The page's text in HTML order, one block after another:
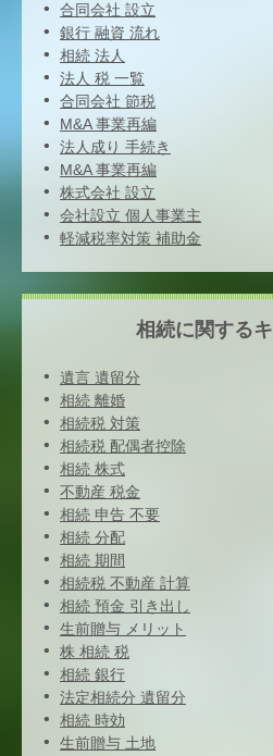
合同会社 設立
銀行 融資 流れ
相続 法人
法人 税 一覧
合同会社 節税
M&A 事業再編
法人成り 手続き
M&A 事業再編
株式会社 設立
会社設立 個人事業主
軽減税率対策 補助金
相続に関する
遺言 遺留分
相続 離婚
相続税 対策
相続税 配偶者控除
相続 株式
不動産 税金
相続 申告 不要
相続 分配
相続 期間
相続税 不動産 計算
相続 預金 引き出し
生前贈与 メリット
株 相続 税
相続 銀行
法定相続分 遺留分
相続 時効
生前贈与 土地